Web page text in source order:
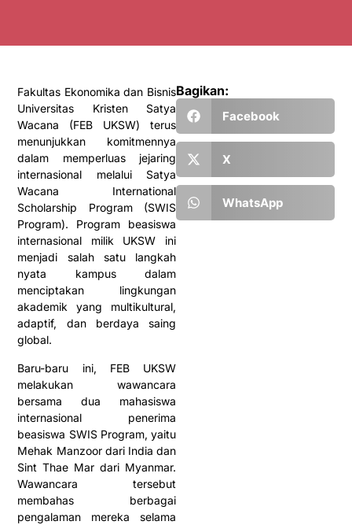
Fakultas Ekonomika dan Bisnis
Universitas Kristen Satya
Wacana (FEB UKSW) terus
menunjukkan komitmennya
dalam memperluas jejaring
internasional melalui Satya
Wacana International
Scholarship Program (SWIS
Program). Program beasiswa
internasional milik UKSW ini
menjadi salah satu langkah
nyata kampus dalam
menciptakan lingkungan
akademik yang multikultural,
adaptif, dan berdaya saing
global.
Baru-baru ini, FEB UKSW
melakukan wawancara
bersama dua mahasiswa
internasional penerima
beasiswa SWIS Program, yaitu
Mehak Manzoor dari India dan
Sint Thae Mar dari Myanmar.
Wawancara tersebut
membahas berbagai
pengalaman mereka selama
Bagikan:
Facebook
X
WhatsApp